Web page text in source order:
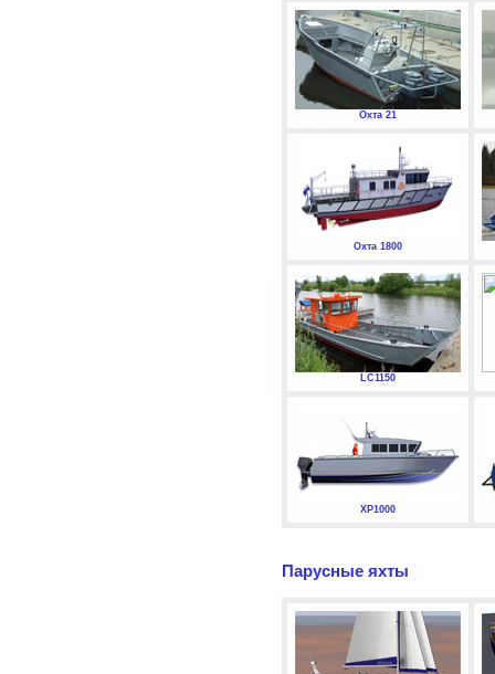
Охта 21
Охта 1800
LC1150
XP1000
Парусные яхты